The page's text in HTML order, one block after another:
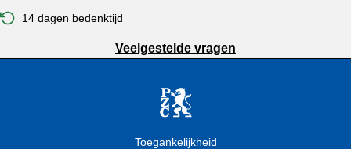
14 dagen bedenktijd
Veelgestelde vragen
Toegankelijkheid